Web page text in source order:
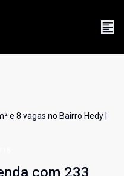
e 8 vagas no Bairro Hedy |
com 233